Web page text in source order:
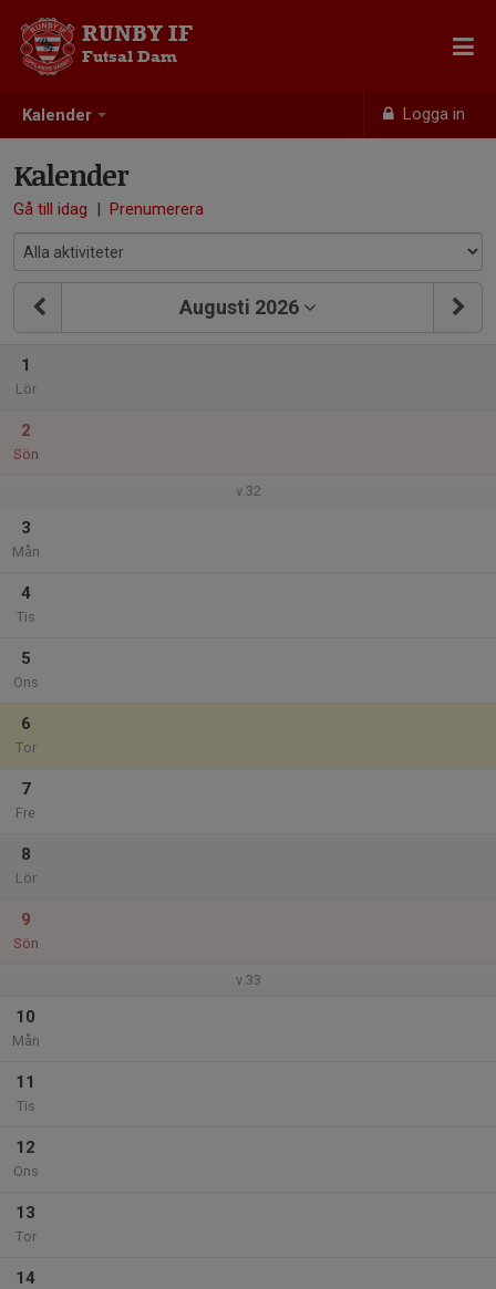
Kalender Logga in
RUNBY IF
Futsal Dam
Kalender
Gå till idag | Prenumerera
Augusti 2026
1
Lör
2
Sön
v.32
3
Mån
4
Tis
5
Ons
6
Tor
7
Fre
8
Lör
9
Sön
v.33
10
Mån
11
Tis
12
Ons
13
Tor
14